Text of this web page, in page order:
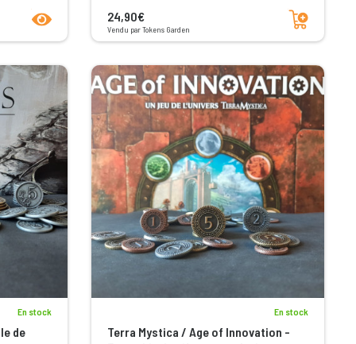
product.seeProductPage
24,90€
Vendu par Tokens Garden
Ajouter au panier
En stock
de
En stock
Terra Mystica / Age of Innovation -